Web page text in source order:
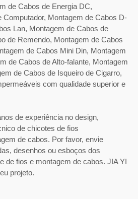
de Cabos de Energia DC,
Computador, Montagem de Cabos D-
Lan, Montagem de Cabos de
de Remendo, Montagem de Cabos
de Cabos Mini Din, Montagem
de Cabos de Alto-falante, Montagem
de Cabos de Isqueiro de Cigarro,
com qualidade superior e
de experiência no design,
de chicotes de fios
de cabos. Por favor, envie
desenhos ou esboços dos
de fios e montagem de cabos. JIA YI
projeto.